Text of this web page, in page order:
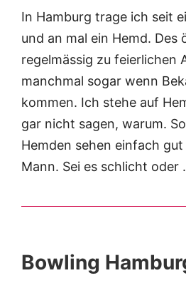
In Hamburg trage ich seit
und an mal ein Hemd. Des
regelmässig zu feierlichen
manchmal sogar wenn
kommen. Ich stehe auf
gar nicht sagen, warum.
Hemden sehen einfach gut
Mann. Sei es schlicht oder
Bowling